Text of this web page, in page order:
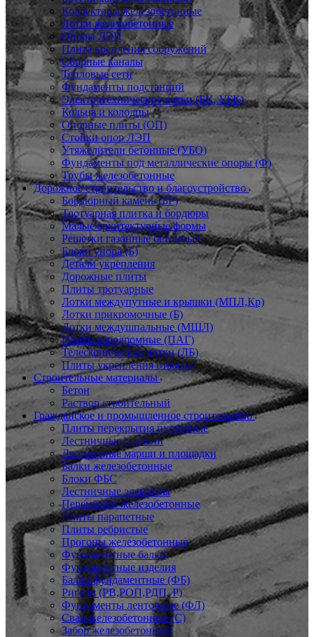
Коллекторы железобетонные
Лотки железобетонные
Опоры ЛЭП
Плита крепления сооружений
Сборные каналы
Тепловые сети
Фундаменты подстанций
Электротехнические лотки (БК, УБК)
Кольца и колодцы
Опорные плиты (ОП)
Стойки опор ЛЭП
Утяжелители бетонные (УБО)
Фундаменты под металлические опоры (Ф)
Трубы железобетонные
Дорожное строительство и благоустройство
Бордюрный камень (БР)
Тротуарная плитка и бордюры
Малые архитектурные формы
Решетки газонные бетонные
Блоки упора (Б)
Детали укрепления
Дорожные плиты
Плиты тротуарные
Лотки междупутные и крышки (МПЛ,Кр)
Лотки прикромочные (Б)
Лотки междушпальные (МШЛ)
Плиты аэродромные (ПАГ)
Телескопические лотки (ЛБ)
Плиты укрепления откосов
Строительные материалы
Бетон
Раствор строительный
Гражданское и промышленное строительство
Плиты перекрытия пустотные
Лестничные ступени
Лестничные марши и площадки
Балки железобетонные
Блоки ФБС
Лестничные элементы
Перемычки железобетонные
Плиты парапетные
Плиты ребристые
Прогоны железобетонные
Фундаментные балки
Фундаментные изделия
Балки фундаментные (ФБ)
Ригели (РВ,РОП,РДП, Р)
Фундаменты ленточные (ФЛ)
Сваи железобетонные (С)
Забор железобетонный